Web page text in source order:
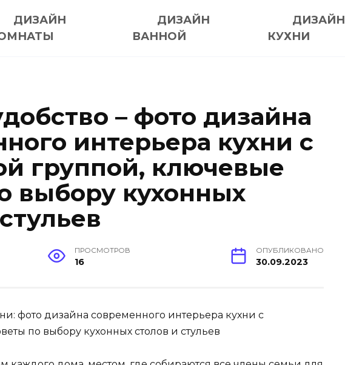
ДИЗАЙН
ДИЗАЙН
ВАННОЙ
ДИЗАЙН
КУХНИ
– фото дизайна
интерьера кухни с
группой, ключевые
выбору кухонных
ПРОСМОТРОВ
16
ОПУБЛИКОВАНО
30.09.2023